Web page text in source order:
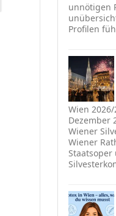
unnötigen
Profilen
Wien
Dezember
Wiener
Wiener